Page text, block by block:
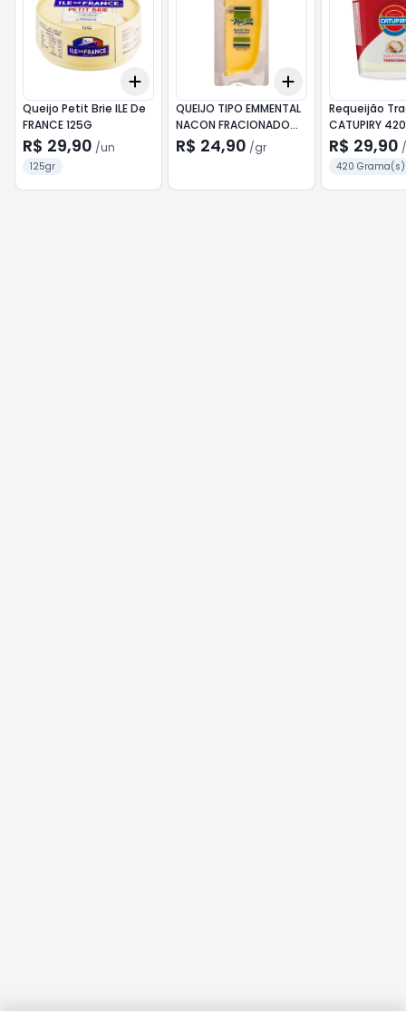
+ 10
Add
Queijo Petit Brie ILE De
FRANCE 125G
R$ 29,90 /un
125gr
5gr
Add
QUEIJO TIPO EMMENTAL
NACON FRACIONADO
150g
R$ 24,90 /gr
Requeijão
CATUPIRY
R$ 29,90 /
420 Grama(s)